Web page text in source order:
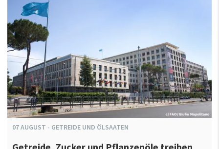
07AUGUST - GETREIDE UND ÖLSAATEN